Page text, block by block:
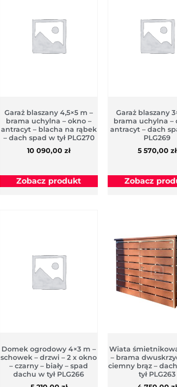
Garaż blaszany 4,5×5 m –
brama uchylna – okno –
antracyt – blacha na rąbek
– dach spad w tył PLG270
10 090,00zł
Zobacz produkt
Garaż blaszany
brama uchylna –
antracyt – dach
PLG269
5 570,00 zł
Zobacz
Domek ogrodowy 4×3 m –
schowek – drzwi – 2 x okno
– czarny – biały – spad
dachu w tył PLG266
Wiata
– brama
ciemny brąz –
tył PLG263